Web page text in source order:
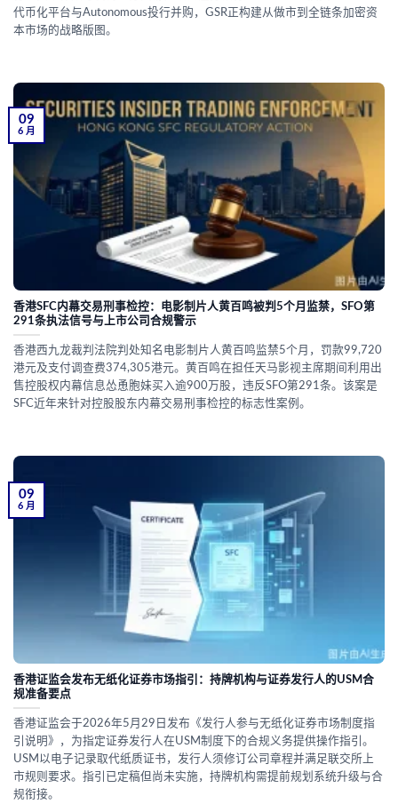
代币化平台与Autonomous投行并购，GSR正构建从做市到全链条加密资
本市场的战略版图。
香港SFC内幕交易刑事检控：电影制片人黄百鸣被判5个月监禁，SFO第
291条执法信号与上市公司合规警示
香港西九龙裁判法院判处知名电影制片人黄百鸣监禁5个月，罚款99,720
港元及支付调查费374,305港元。黄百鸣在担任天马影视主席期间利用出
售控股权内幕信息怂恿胞妹买入逾900万股，违反SFO第291条。该案是
SFC近年来针对控股股东内幕交易刑事检控的标志性案例。
09
6 月
香港证监会发布无纸化证券市场指引：持牌机构与证券发行人的USM合
规准备要点
香港证监会于2026年5月29日发布《发行人参与无纸化证券市场制度指
引说明》，为指定证券发行人在USM制度下的合规义务提供操作指引。
USM以电子记录取代纸质证书，发行人须修订公司章程并满足联交所上
市规则要求。指引已定稿但尚未实施，持牌机构需提前规划系统升级与合
规衔接。
09
6 月